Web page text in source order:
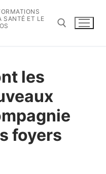
SANTÉ ET LE
les
foyers